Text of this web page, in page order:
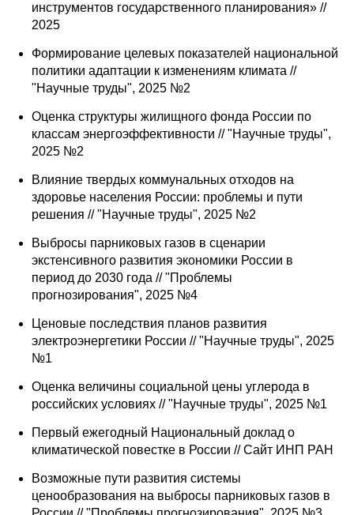
инструментов государственного планирования» //
2025
Формирование целевых показателей национальной
политики адаптации к изменениям климата //
"Научные труды", 2025 №2
Оценка структуры жилищного фонда России по
классам энергоэффективности // "Научные труды",
2025 №2
Влияние твердых коммунальных отходов на
здоровье населения России: проблемы и пути
решения // "Научные труды", 2025 №2
Выбросы парниковых газов в сценарии
экстенсивного развития экономики России в
период до 2030 года // "Проблемы
прогнозирования", 2025 №4
Ценовые последствия планов развития
электроэнергетики России // "Научные труды", 2025
№1
Оценка величины социальной цены углерода в
российских условиях // "Научные труды", 2025 №1
Первый ежегодный Национальный доклад о
климатической повестке в России // Сайт ИНП РАН
Возможные пути развития системы
ценообразования на выбросы парниковых газов в